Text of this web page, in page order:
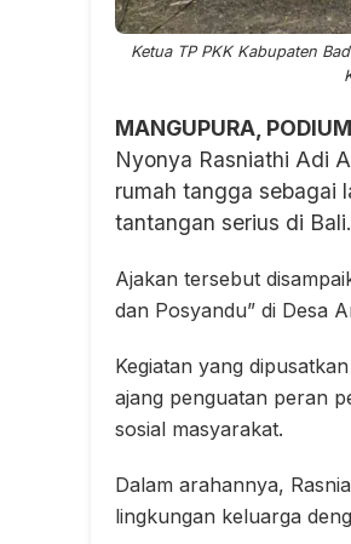
Ketua TP PKK Kabupaten
MANGUPURA,
Nyonya Rasniathi Adi
rumah tangga sebagai
tantangan serius di Bali.
Ajakan tersebut
dan Posyandu” di Desa
Kegiatan yang
ajang penguatan peran
sosial masyarakat.
Dalam arahannya,
lingkungan keluarga